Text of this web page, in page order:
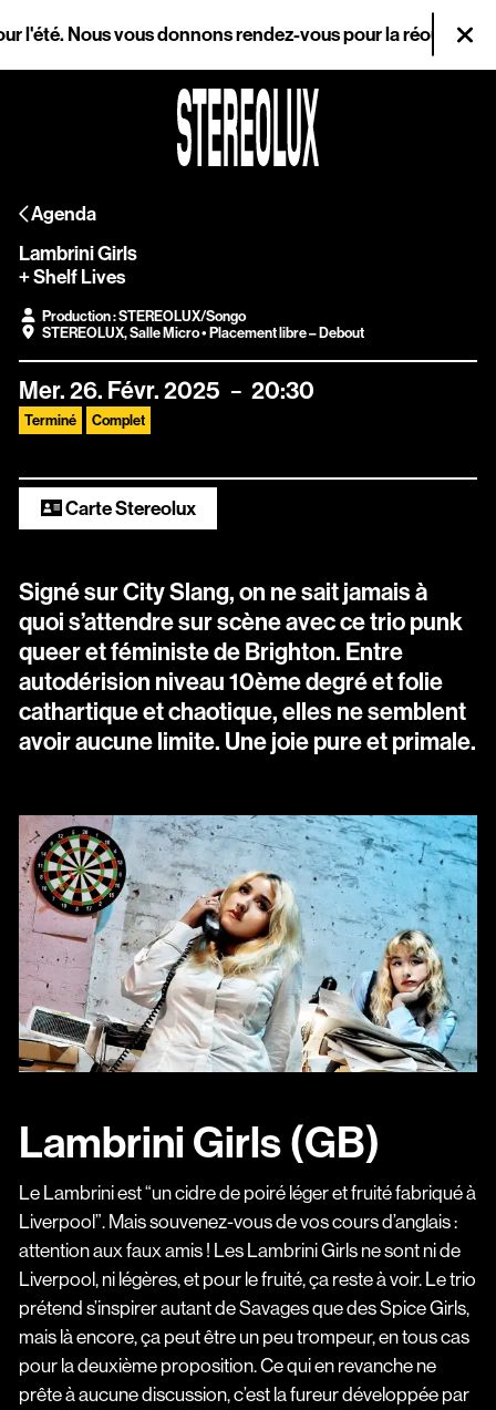
Nous vous donnons rendez-vous pour la réouverture
Agenda
Lambrini Girls
+ Shelf Lives
Production : STEREOLUX/Songo
STEREOLUX,Salle Micro• Placement libre – Debout
Mer.26. Févr.2025 20:30
Terminé Complet
Carte Stereolux
Signé sur City Slang, on ne sait jamais à
quoi s’attendre sur scène avec ce trio punk
queer et féministe de Brighton. Entre
autodérision niveau 10ème degré et folie
cathartique et chaotique, elles ne semblent
avoir aucune limite. Une joie pure et primale.
Lambrini Girls (GB)
Le Lambrini est “un cidre de poiré léger et fruité fabriqué à
Liverpool”. Mais souvenez-vous de vos cours d’anglais :
attention aux faux amis ! Les Lambrini Girls ne sont ni de
Liverpool, ni légères, et pour le fruité, ça reste à voir. Le trio
prétend s’inspirer autant de Savages que des Spice Girls,
mais là encore, ça peut être un peu trompeur, en tous cas
pour la deuxième proposition. Ce qui en revanche ne
prête à aucune discussion, c’est la fureur développée par
Agenda
Magazine
Stereolux
Arts & cultures
numériques
Infos pratiques
Scopitone
Prévention des violences et signalement
Association Songo
Résidences
Espace pro
Location / Privatisation